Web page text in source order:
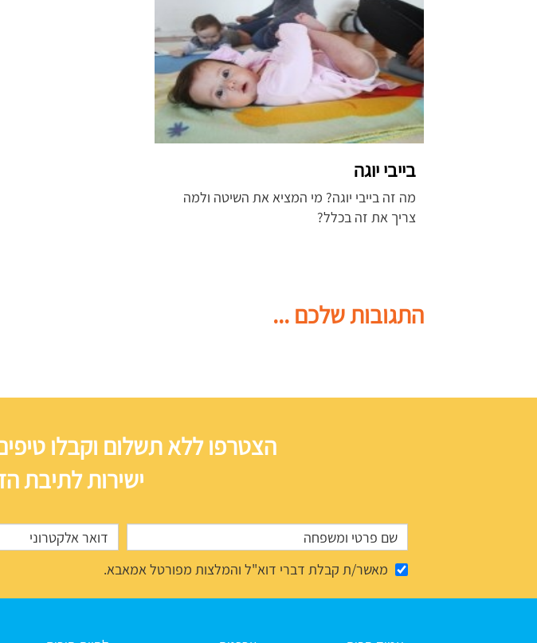
בייבי יוגה
מה זה בייבי יוגה? מי המציא את השיטה ולמה
צריך את זה בכלל?
התגובות שלכם ...
הצטרפו ללא תשלום וקבלו
ישירות לתיבת
מאשר/ת קבלת דברי דוא"ל והמלצות מפורטל אמאבא.